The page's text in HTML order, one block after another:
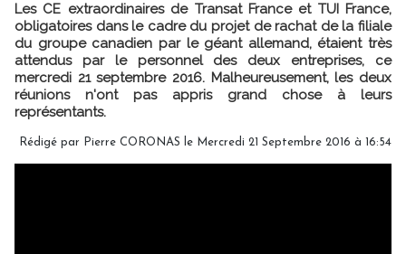
Les CE extraordinaires de Transat France et TUI France,
obligatoires dans le cadre du projet de rachat de la filiale
du groupe canadien par le géant allemand, étaient très
attendus par le personnel des deux entreprises, ce
mercredi 21 septembre 2016. Malheureusement, les deux
réunions n'ont pas appris grand chose à leurs
représentants.
Rédigé par Pierre CORONAS le Mercredi 21 Septembre 2016 à 16:54